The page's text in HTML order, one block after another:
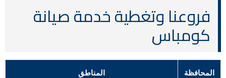
فروعنا وتغطية خدمة صيانة
كومباس
المحافظة المناطق